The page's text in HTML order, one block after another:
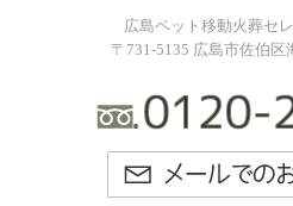
広島ペット移動火葬セ
〒731-5135 広島市佐伯区